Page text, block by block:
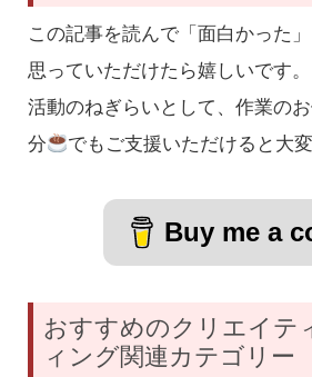
この記事を読んで「面白かった
思っていただけたら嬉しいです。
活動のねぎらいとして、作業の
分
でもご支援いただけると大
Buy me a
おすすめのクリエイテ
ィング関連カテゴリー